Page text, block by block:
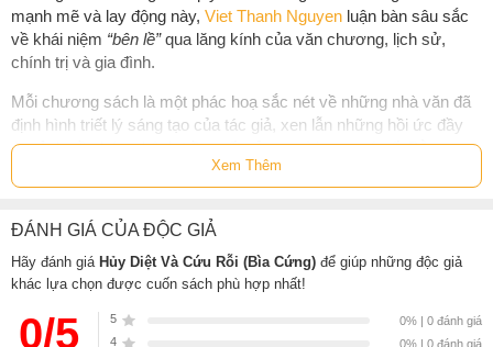
mạnh mẽ và lay động này, Viet Thanh Nguyen luận bàn sâu sắc
về khái niệm “bên lề”qua lăng kính của văn chương, lịch sử,
chính trị và gia đình.
Mỗi chương sách là một phác hoạ sắc nét về những nhà văn đã
định hình triết lý sáng tạo của tác giả, xen lẫn những hồi ức đầy
ám ảnh về chứng bệnh trầm uất của người mẹ quá cố. Bằng
những phân tích và lập luận uyên bác về các tác phẩm hư cấu và
phi hư cấu của Herman Melville, F. Scott Fitzgerald, Ralph
Ellison, William Carlos Williams, và Maxine Hong Kingston,
Thanh Nguyenkhai phóng lý thuyết mỹ học và cật vấn về chiến
tranh và chính trị. Trách nhiệm của nhà văn trong thời bạo loạn là
gì? Chúng ta nên tán dương văn chương của những tiếng nói bị
lãng quên - hay cần đối diện với chính những thế lực đã khiến
hàng triệu người phải câm lặng? Những gánh nặng và khoái cảm
Xem Thêm
ĐÁNH GIÁ CỦA ĐỘC GIẢ
Hãy đánh giá Hủy Diệt Và Cứu Rỗi (Bìa Cứng) để giúp những độc giả
khác lựa chọn được cuốn sách phù hợp nhất!
0/5 5
0% | 0 đánh giá
4
0% | 0 đánh giá